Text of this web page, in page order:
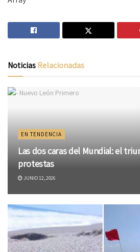
NoticiasRelacionadas
EN TENDENCIA
Las dos caras del Mundial: el
protestas
JUNIO 12, 2026